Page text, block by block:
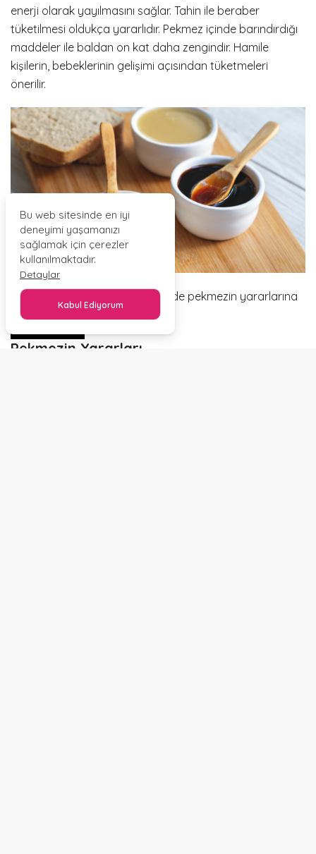
enerji olarak yayılmasını sağlar. Tahin ile beraber
tüketilmesi oldukça yararlıdır. Pekmez içinde barındırdığı
maddeler ile baldan on kat daha zengindir. Hamile
kişilerin, bebeklerinin gelişimi açısından tüketmeleri
önerilir.
Hep beraber daha ayrıntılı şekilde pekmezin yararlarına
göz atalım..
Pekmezin Yararları
Bu web sitesinde en iyi
deneyimi yaşamanızı
sağlamak için çerezler
kullanılmaktadır.
Detaylar
Kabul Ediyorum